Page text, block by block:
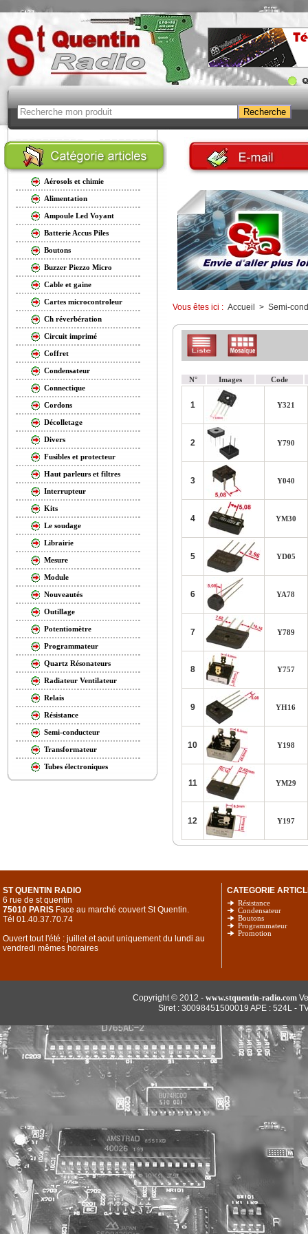
Aérosols et chimie
Alimentation
Ampoule Led Voyant
Batterie Accus Piles
Boutons
Buzzer Piezzo Micro
Cable et gaine
Cartes microcontroleur
Ch réverbération
Circuit imprimé
Coffret
Condensateur
Connectique
Cordons
Décolletage
Divers
Fusibles et protecteur
Haut parleurs et filtres
Interrupteur
Kits
Le soudage
Librairie
Mesure
Module
Nouveautés
Outillage
Potentiomètre
Programmateur
Quartz Résonateurs
Radiateur Ventilateur
Relais
Résistance
Semi-conducteur
Transformateur
Tubes électroniques
Vous êtes ici : Accueil > Semi-
N° Images Code
1 Y321
2 Y790
3 Y040
4 YM30
5 YD05
6 YA78
7 Y789
8 Y757
9 YH16
10 Y198
11 YM29
12 Y197
ST QUENTIN RADIO
6 rue de st quentin
75010 PARIS Face au marché couvert St Quentin.
Tél 01.40.37.70.74
Ouvert tout l'été : juillet et aout uniquement du lundi au
vendredi mêmes horaires
CATEGORIE
Résistance
Condensateur
Boutons
Programmateur
Promotion
Copyright © 2012 - www.stquentin-radio.com
Siret : 30098451500019 APE : 524L -